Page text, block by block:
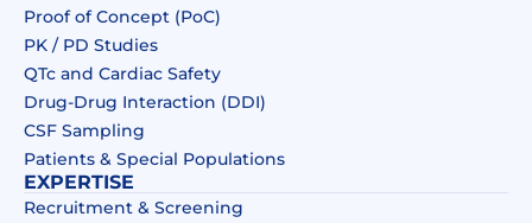
Proof of Concept (PoC)
PK / PD Studies
QTc and Cardiac Safety
Drug‑Drug Interaction (DDI)​
CSF Sampling
Patients & Special Populations​
EXPERTISE
Recruitment & Screening